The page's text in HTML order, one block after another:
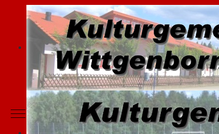
Mobile Menu Toggle